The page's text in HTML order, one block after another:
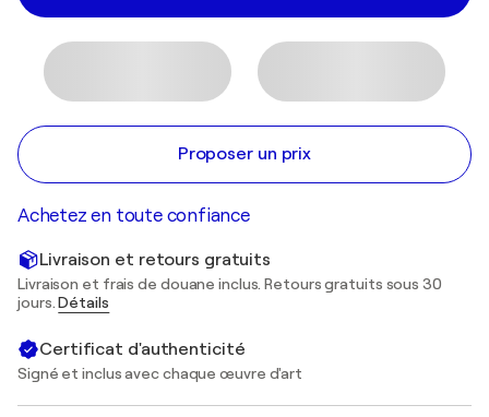
Proposer un prix
Achetez en toute confiance
Livraison et retours gratuits
Livraison et frais de douane inclus. Retours gratuits sous 30
jours.Détails
Certificat d'authenticité
Signé et inclus avec chaque œuvre d'art